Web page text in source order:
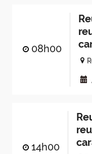
08h00
14h00